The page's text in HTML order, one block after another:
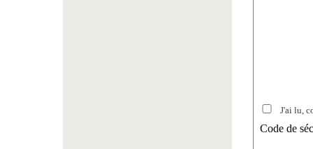
J'ai lu,
Code de